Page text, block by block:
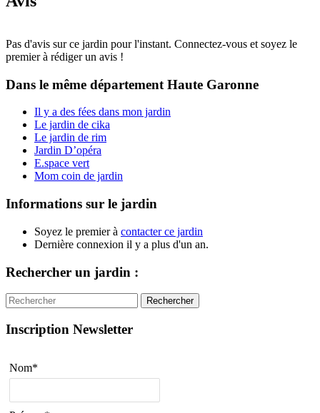
Pas d'avis sur ce jardin pour l'instant. Connectez-vous et soyez le
premier à rédiger un avis !
Dans le même département Haute Garonne
Il y a des fées dans mon jardin
Le jardin de cika
Le jardin de rim
Jardin D’opéra
E.space vert
Mom coin de jardin
Informations sur le jardin
Soyez le premier à contacter ce jardin
Dernière connexion il y a plus d'un an.
Rechercher un jardin :
Rechercher
Inscription Newsletter
Nom*